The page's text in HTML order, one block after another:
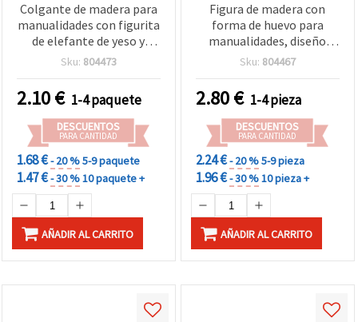
Colgante de madera para
manualidades con figurita
de elefante de yeso y
corazones rosas,
Sku: 804473
2.10€ 1-4 paquete
DESCUENTOS
PARA CANTIDAD
1.68 €- 20 %5-9 paquete
1.47 €- 30 %10 paquete +
AÑADIR AL CARRITO
Figura de madera con
forma de huevo para
manualidades, diseño
grabado, 110 x 139 x 20
Sku: 804467
2.80€ 1-4 pieza
DESCUENTOS
PARA CANTIDAD
2.24 €- 20 %5-9 pieza
1.96 €- 30 %10 pieza +
AÑADIR AL CARRITO